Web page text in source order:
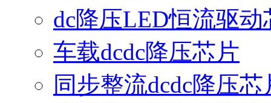
dc降压LED恒流驱动
车载dcdc降压芯片
同步整流dcdc降压芯